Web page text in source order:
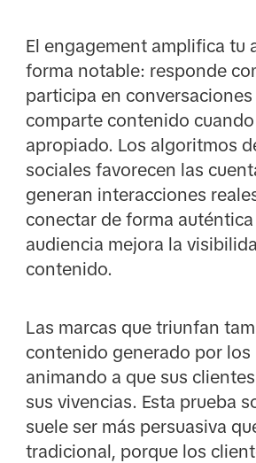
El engagement amplifica tu
forma notable: responde
participa en
comparte contenido cuando
apropiado. Los algoritmos
sociales favorecen las
generan interacciones
conectar de forma
audiencia mejora la
contenido.
Las marcas que triunfan
contenido generado por los
animando a que sus
sus vivencias. Esta prueba
suele ser más persuasiva
tradicional, porque los